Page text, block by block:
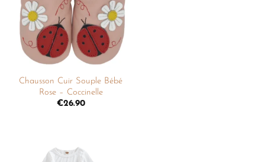
souhaits
+
Chausson Cuir Souple Bébé
Rose – Coccinelle
€26.90